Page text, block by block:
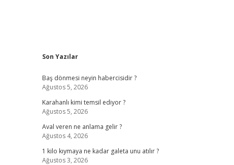
Sidebar
Son Yazılar
Baş dönmesi neyin habercisidir ?
Ağustos 5, 2026
Karahanlı kimi temsil ediyor ?
Ağustos 5, 2026
Aval veren ne anlama gelir ?
Ağustos 4, 2026
1 kilo kıymaya ne kadar galeta unu atılır ?
Ağustos 3, 2026
ilbetvd casino giriş